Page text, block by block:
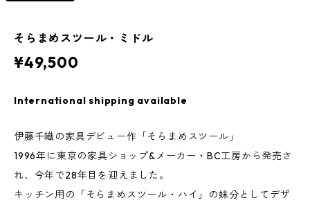
そらまめスツール・ミドル
¥49,500
International shipping available
伊藤千織の家具デビュー作「そらまめスツール」
1996年に東京の家具ショップ&メーカー・BC工房から発売さ
れ、今年で28年目を迎えました。
キッチン用の「そらまめスツール・ハイ」の妹分としてデザ